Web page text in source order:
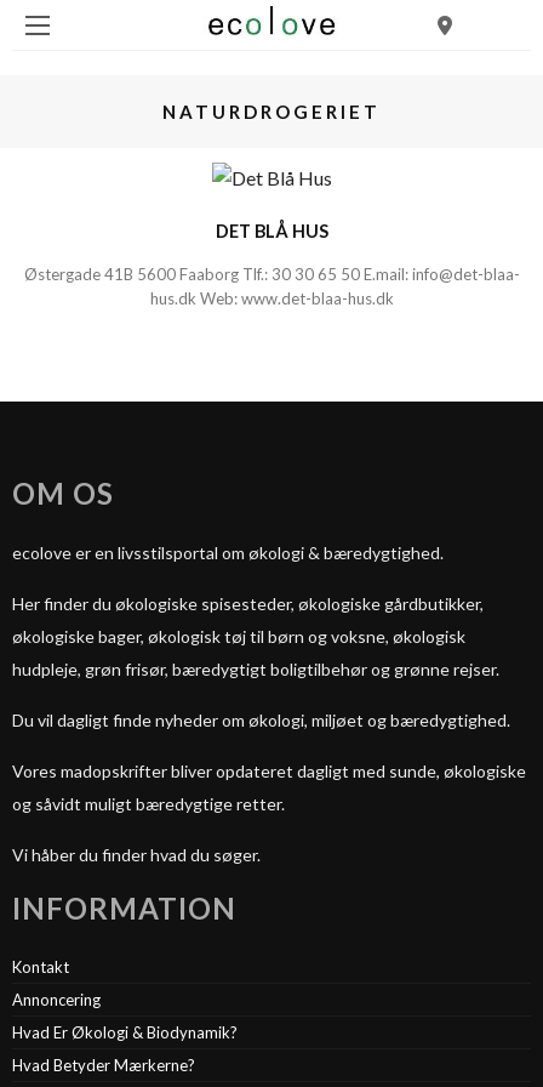
NATURDROGERIET
DET BLÅ HUS
Østergade 41B 5600 Faaborg Tlf.: 30 30 65 50E.mail:info@det-blaa-
hus.dk Web:www.det-blaa-hus.dk
OM OS
ecolove er en livsstilsportal om økologi & bæredygtighed.
Her finder du økologiske spisesteder, økologiske gårdbutikker,
økologiske bager, økologisk tøj til børn og voksne, økologisk
hudpleje, grøn frisør, bæredygtigt boligtilbehør og grønne rejser.
Du vil dagligt finde nyheder om økologi, miljøet og bæredygtighed.
Vores madopskrifter bliver opdateret dagligt med sunde, økologiske
og såvidt muligt bæredygtige retter.
Vi håber du finder hvad du søger.
INFORMATION
Kontakt
Annoncering
Hvad Er Økologi & Biodynamik?
Hvad Betyder Mærkerne?